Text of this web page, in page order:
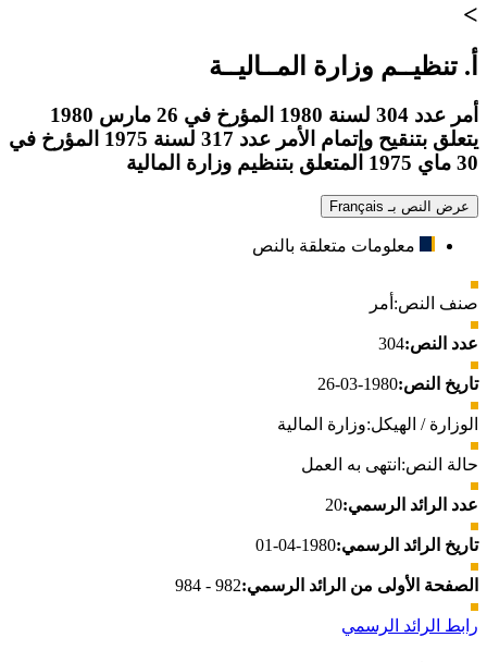
>
أ. تنظيــم وزارة المــاليــة
أمر عدد 304 لسنة 1980 المؤرخ في 26 مارس 1980
يتعلق بتنقيح وإتمام الأمر عدد 317 لسنة 1975 المؤرخ في
30 ماي 1975 المتعلق بتنظيم وزارة المالية
عرض النص بـ Français
معلومات متعلقة بالنص
صنف النص: أمر
عدد النص:304
تاريخ النص:1980-03-26
الوزارة / الهيكل:وزارة المالية
حالة النص: انتهى به العمل
عدد الرائد الرسمي:20
تاريخ الرائد الرسمي:1980-04-01
الصفحة الأولى من الرائد الرسمي:982 - 984
رابط الرائد الرسمي